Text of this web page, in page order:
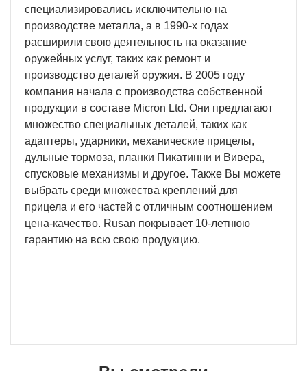
специализировались исключительно на
производстве металла, а в 1990-х годах
расширили свою деятельность на оказание
оружейных услуг, таких как ремонт и
производство деталей оружия. В 2005 году
компания начала с производства собственной
продукции в составе Micron Ltd. Они предлагают
множество специальных деталей, таких как
адаптеры, ударники, механические прицелы,
дульные тормоза, планки Пикатинни и Вивера,
спусковые механизмы и другое. Также Вы можете
выбрать среди множества креплений для
прицела и его частей с отличным соотношением
цена-качество. Rusan покрывает 10-летнюю
гарантию на всю свою продукцию.